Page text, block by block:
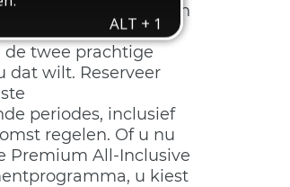
samenzijn, rust en
de twee prachtige
dat wilt. Reserveer
periodes, inclusief
regelen. Of u nu
Premium All-Inclusive
u kiest